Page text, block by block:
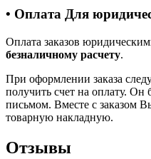
• Оплата Для
Оплата заказов
безналичному расчету.
При оформлении заказа
получить счет на оплату. Он
письмом. Вместе с заказом
товарную накладную.
Отзывы